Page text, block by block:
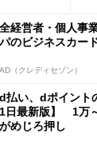
全経営者・個人事
パのビジネスカード
AD（クレディセゾン）
d払い、dポイント
1日最新版】 1万
がめじろ押し